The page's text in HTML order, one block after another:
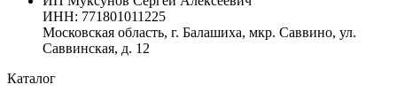
ИНН: 771801011225
Московская область, г. Балашиха, мкр. Саввино, ул.
Саввинская, д. 12
Каталог